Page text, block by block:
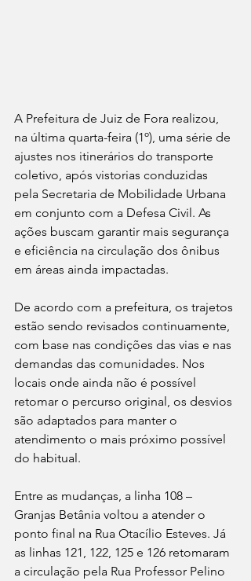
A Prefeitura de Juiz de Fora realizou,
na última quarta-feira (1º), uma série de
ajustes nos itinerários do transporte
coletivo, após vistorias conduzidas
pela Secretaria de Mobilidade Urbana
em conjunto com a Defesa Civil. As
ações buscam garantir mais segurança
e eficiência na circulação dos ônibus
em áreas ainda impactadas.
De acordo com a prefeitura, os trajetos
estão sendo revisados continuamente,
com base nas condições das vias e nas
demandas das comunidades. Nos
locais onde ainda não é possível
retomar o percurso original, os desvios
são adaptados para manter o
atendimento o mais próximo possível
do habitual.
Entre as mudanças, a linha 108 –
Granjas Betânia voltou a atender o
ponto final na Rua Otacílio Esteves. Já
as linhas 121, 122, 125 e 126 retomaram
a circulação pela Rua Professor Pelino